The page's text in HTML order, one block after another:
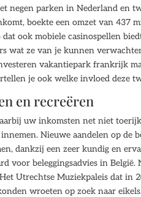
negen parken in Nederland en
boekte een omzet van 437
dat ook mobiele casinospellen
wat ze van je kunnen
vakantiepark frankrijk
je ook welke invloed deze
en recreëren
uw inkomsten net niet
Nieuwe aandelen op de
dankzij een zeer kundig en
voor beleggingsadvies in
Utrechtse Muziekpaleis dat in
wroeten op zoek naar